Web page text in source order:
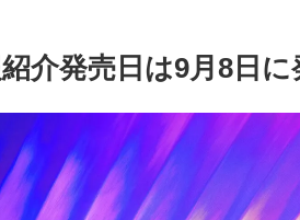
介発売日は9月8日